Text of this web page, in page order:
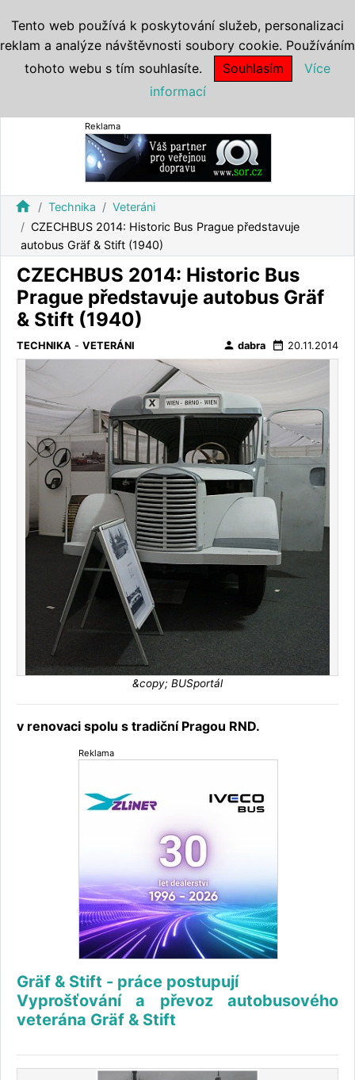
Reklama
home Technika
Veteráni
CZECHBUS 2014: Historic Bus Prague představuje
autobus Gräf & Stift (1940)
CZECHBUS 2014: Historic Bus
Prague představuje autobus Gräf
& Stift (1940)
TECHNIKA - VETERÁNI person dabra date_range 20.11.2014
&copy; BUSportál
v renovaci spolu s tradiční Pragou RND.
Reklama
Gräf & Stift - práce postupují
Vyprošťování a převoz autobusového
veterána Gräf & Stift
Tento web používá k poskytování služeb, personalizaci
reklam a analýze návštěvnosti soubory cookie. Používáním
tohoto webu s tím souhlasíte.
Souhlasím
Více
informací